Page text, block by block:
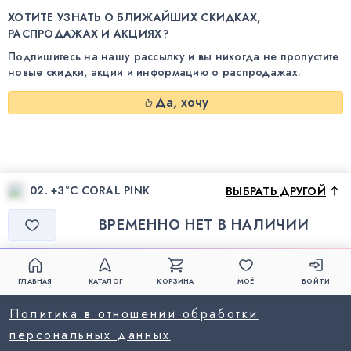
ХОТИТЕ УЗНАТЬ О БЛИЖАЙШИХ СКИДКАХ,
РАСПРОДАЖАХ И АКЦИЯХ?
Подпишитесь на нашу рассылку и вы никогда не пропустите
новые скидки, акции и информацию о распродажах.
Да, хочу
02. +3°С CORAL PINK ВЫБРАТЬ ДРУГОЙ
ВРЕМЕННО НЕТ В НАЛИЧИИ
ГЛАВНАЯ КАТАЛОГ КОРЗИНА МОЁ ВОЙТИ
Политика в отношении обработки
персональных данных